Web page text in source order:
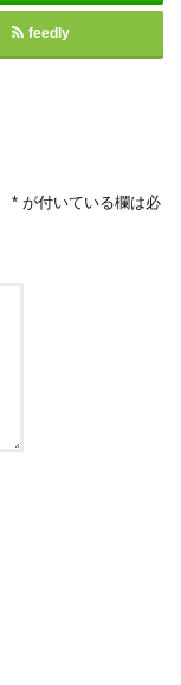
feedly
* が付いている欄は必